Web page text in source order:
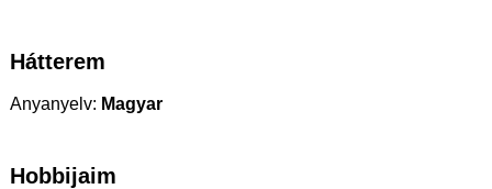
Hátterem
Anyanyelv: Magyar
Hobbijaim